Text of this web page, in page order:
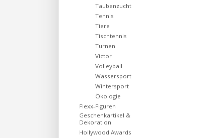
Taubenzucht
Tennis
Tiere
Tischtennis
Turnen
Victor
Volleyball
Wassersport
Wintersport
Ökologie
Flexx-Figuren
Geschenkartikel &
Dekoration
Hollywood Awards